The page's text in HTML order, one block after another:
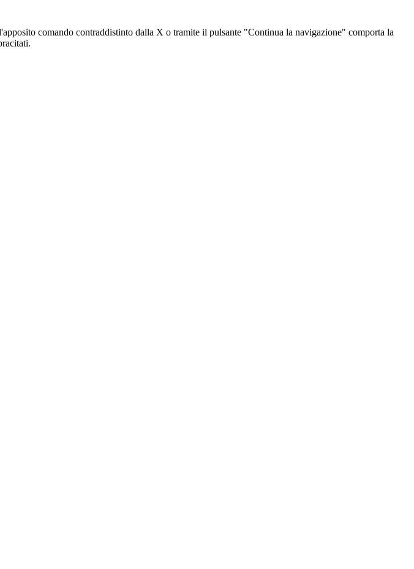
comando contraddistinto dalla X o tramite il pulsante "Continua la navigazione" comporta la